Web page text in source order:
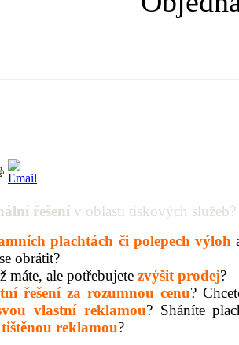
řešení v oblasti tiskových služeb?
plachtách či polepech výloh
obrátit?
máte, ale potřebujete zvýšit prodej?
řešení za rozumnou cenu?
vlastní reklamou? Sháníte
reklamou?